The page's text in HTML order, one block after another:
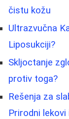
čistu kožu
Ultrazvučna
Liposukciji?
Skljoctanje
protiv toga?
Rešenja za
Prirodni lekovi